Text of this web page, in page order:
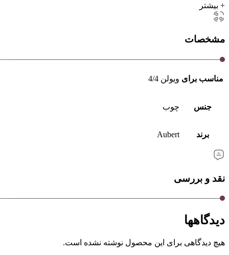
+ بیشتر
مشخصات
مناسب برای ویولن 4/4
جنس چوب
برند Aubert
نقد و بررسی
دیدگاهها
هیچ دیدگاهی برای این محصول نوشته نشده است.